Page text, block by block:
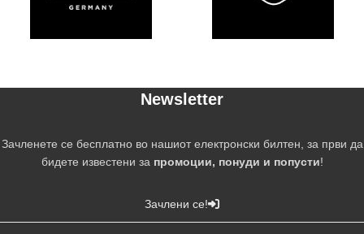
Newsletter
Зачленете се бесплатно во нашиот електронски билтен, за први да
бидете известени за промоции, понуди и попусти!
Зачлени се!